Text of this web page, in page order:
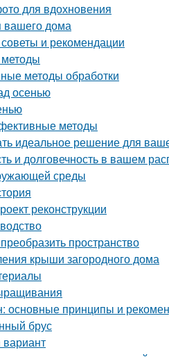
для вдохновения
дома
и рекомендации
методы обработки
осенью
методы
идеальное решение для
и долговечность в вашем
среды
реконструкции
пространство
крыши загородного дома
основные принципы и
брус
вариант